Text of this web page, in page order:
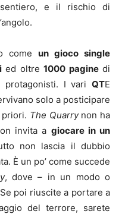
e il rischio di
come un gioco single
ed oltre 1000 paginedi
I vari QTE
solo a posticipare
The Quarrynon ha
invita a giocare in un
non lascia il dubbio
È un po’ come succede
, dove – in un modo o
poi riuscite a portare a
del terrore, sarete